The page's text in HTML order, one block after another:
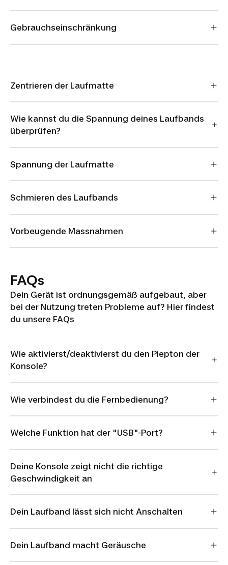
Gebrauchseinschränkung
Zentrieren der Laufmatte
Wie kannst du die Spannung deines Laufbands
überprüfen?
Spannung der Laufmatte
Schmieren des Laufbands
Vorbeugende Massnahmen
FAQs
Dein Gerät ist ordnungsgemäß aufgebaut, aber
bei der Nutzung treten Probleme auf? Hier findest
du unsere FAQs
Wie aktivierst/deaktivierst du den Piepton der
Konsole?
Wie verbindest du die Fernbedienung?
Welche Funktion hat der "USB"-Port?
Deine Konsole zeigt nicht die richtige
Geschwindigkeit an
Dein Laufband lässt sich nicht Anschalten
Dein Laufband macht Geräusche